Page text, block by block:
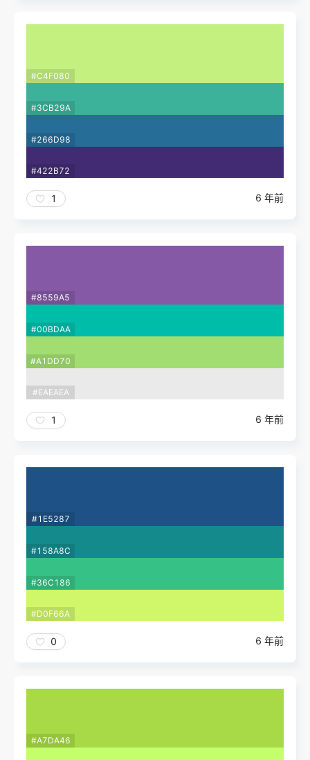
#C4F080
#3CB29A
#266D98
#422B72
1 6 年前
#8559A5
#00BDAA
#A1DD70
#EAEAEA
1 6 年前
#1E5287
#158A8C
#36C186
#D0F66A
0 6 年前
#A7DA46